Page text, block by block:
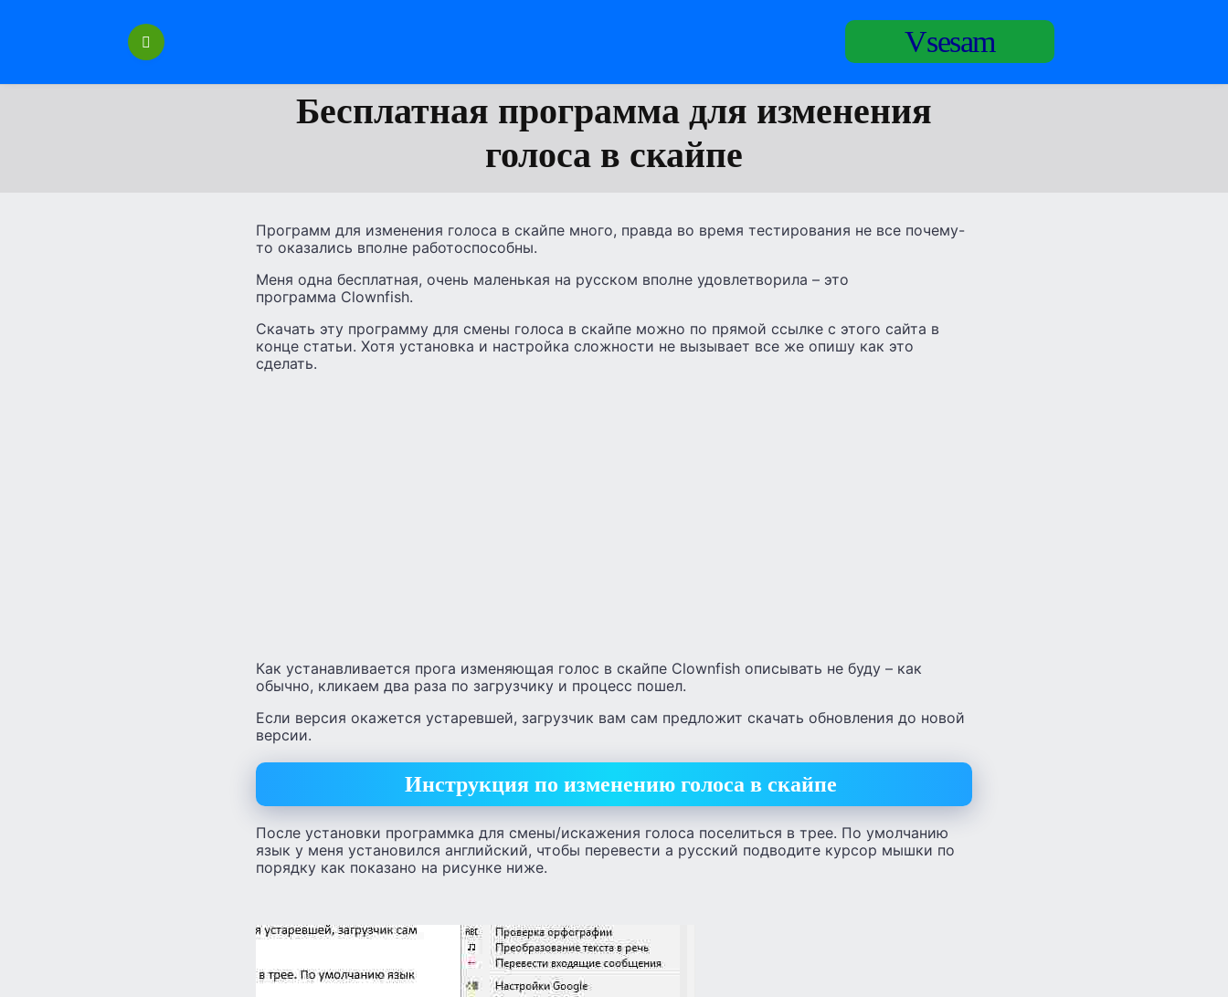
Vsesam
Бесплатная программа для изменения
голоса в скайпе
Программ для изменения голоса в скайпе много, правда во время тестирования не все почему-
то оказались вполне работоспособны.
Меня одна бесплатная, очень маленькая на русском вполне удовлетворила – это
программа Clownfish.
Скачать эту программу для смены голоса в скайпе можно по прямой ссылке с этого сайта в
конце статьи. Хотя установка и настройка сложности не вызывает все же опишу как это
сделать.
Как устанавливается прога изменяющая голос в скайпе Clownfish описывать не буду – как
обычно, кликаем два раза по загрузчику и процесс пошел.
Если версия окажется устаревшей, загрузчик вам сам предложит скачать обновления до новой
версии.
Инструкция по изменению голоса в скайпе
После установки программка для смены/искажения голоса поселиться в трее. По умолчанию
язык у меня установился английский, чтобы перевести а русский подводите курсор мышки по
порядку как показано на рисунке ниже.